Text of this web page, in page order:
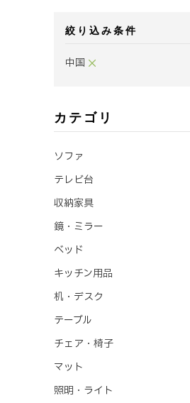
絞り込み条件
中国
カテゴリ
ソファ
テレビ台
収納家具
鏡・ミラー
ベッド
キッチン用品
机・デスク
テーブル
チェア・椅子
マット
照明・ライト